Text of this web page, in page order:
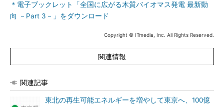
＊電子ブックレット「全国に広がる木質バイオマス発電 最新動
向 －Part 3－」をダウンロード
Copyright © ITmedia, Inc. All Rights Reserved.
関連情報
関連記事
東北の再生可能エネルギーを増やして東京へ、100億